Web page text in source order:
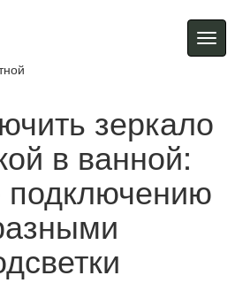
зеркало
в ванной:
подключению